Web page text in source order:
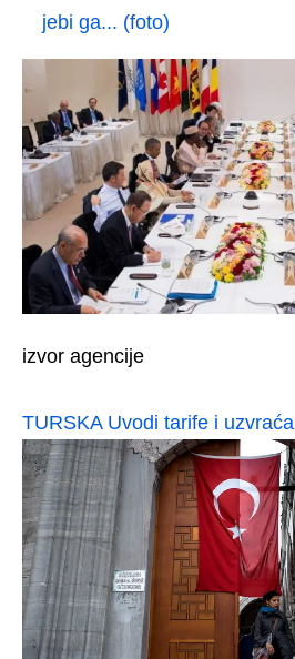
jebi ga... (foto)
izvor agencije
TURSKA Uvodi tarife i